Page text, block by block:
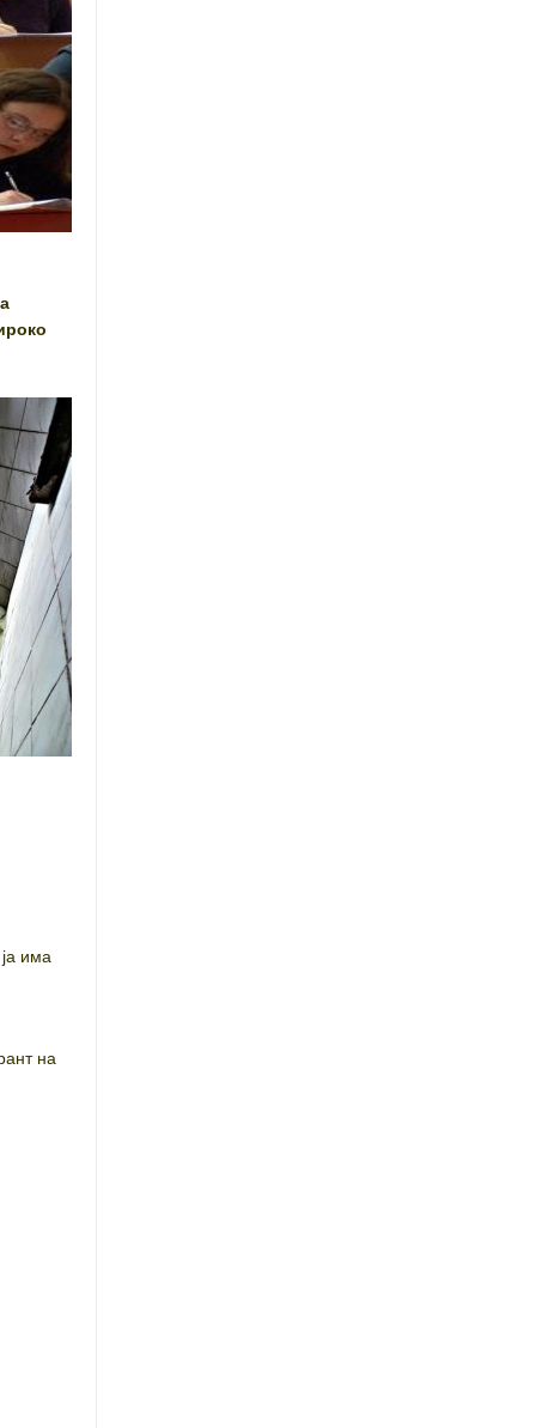
има
на